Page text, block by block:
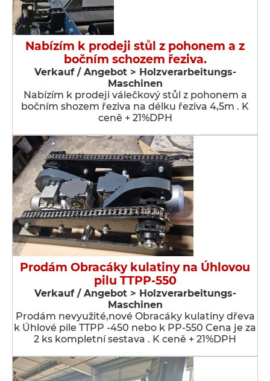
Nabízím k prodeji stůl z pohonem a z
bočním schozem řeziva.
Verkauf / Angebot > Holzverarbeitungs-
Maschinen
Nabízím k prodeji válečkový stůl z pohonem a
bočním shozem řeziva na délku řeziva 4,5m . K
ceně + 21%DPH
Prodám Obracáky kulatiny na Úhlovou
pilu TTPP-550
Verkauf / Angebot > Holzverarbeitungs-
Maschinen
Prodám nevyužité,nové Obracáky kulatiny dřeva
k Úhlové pile TTPP -450 nebo k PP-550 Cena je za
2 ks kompletní sestava . K ceně + 21%DPH